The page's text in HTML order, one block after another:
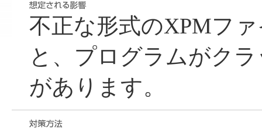
不正な形式のXPMフ
と、プログラムがク
があります。